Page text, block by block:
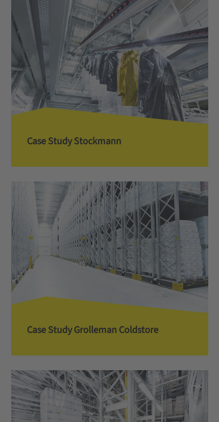
Case Study Stockmann
Case Study Grolleman Coldstore